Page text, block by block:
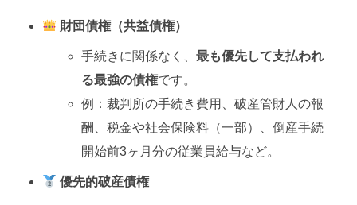
財団債権（共益債権）
手続きに関係なく、最も優先して支払われ
る最強の債権です。
例：裁判所の手続き費用、破産管財人の報
酬、税金や社会保険料（一部）、倒産手続
開始前3ヶ月分の従業員給与など。
優先的破産債権